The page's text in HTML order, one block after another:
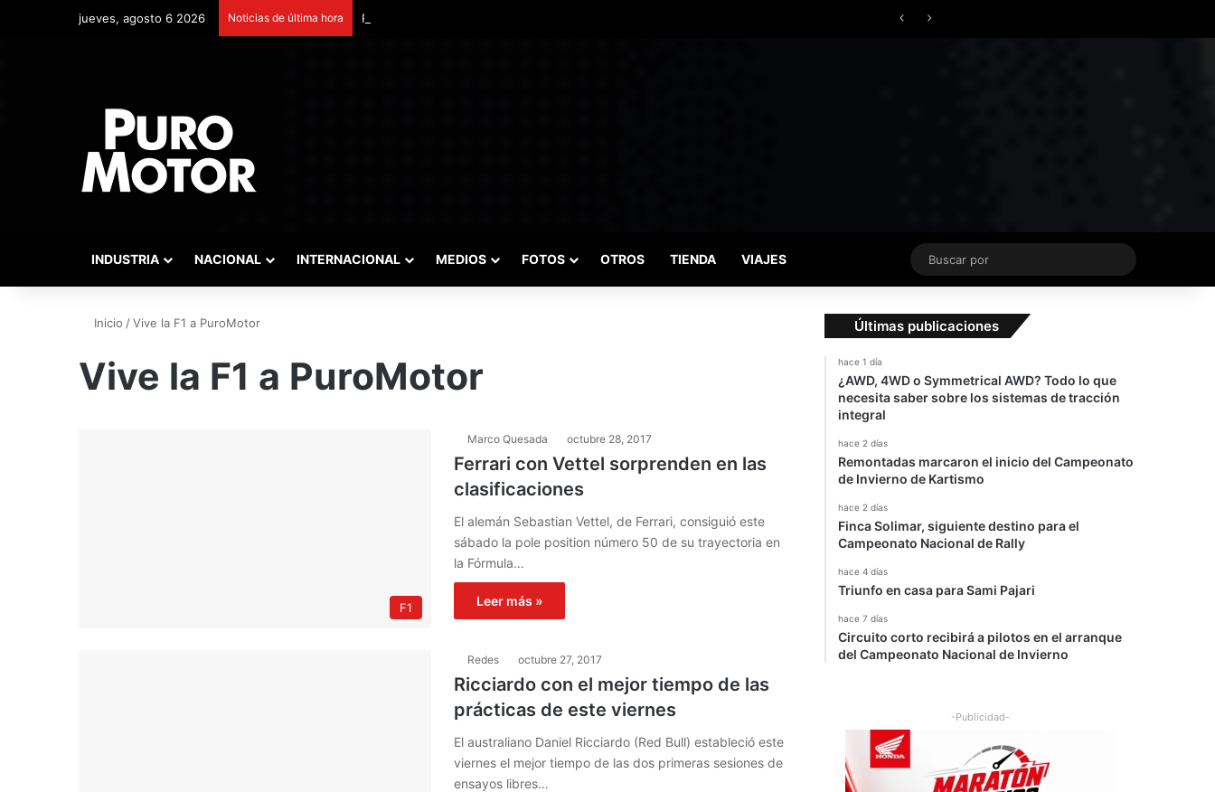
jueves, agosto 6 2026 Noticias de última hora Remontadas marcaron el inicio del Campeonato de Invierno de Kartismo
INDUSTRIA NACIONAL INTERNACIONAL MEDIOS FOTOS OTROS TIENDA VIAJES
Buscar
por
Inicio /Vive la F1 a PuroMotor
Vive la F1 a PuroMotor
F1
Marco Quesada octubre 28, 2017
Ferrari con Vettel sorprenden en las
clasificaciones
El alemán Sebastian Vettel, de Ferrari, consiguió este
sábado la pole position número 50 de su trayectoria en
la Fórmula…
Leer más »
Redes octubre 27, 2017
Ricciardo con el mejor tiempo de las
prácticas de este viernes
El australiano Daniel Ricciardo (Red Bull) estableció este
viernes el mejor tiempo de las dos primeras sesiones de
ensayos libres…
Últimas publicaciones
hace 1 día
¿AWD, 4WD o Symmetrical AWD? Todo lo que
necesita saber sobre los sistemas de tracción
integral
hace 2 días
Remontadas marcaron el inicio del Campeonato
de Invierno de Kartismo
hace 2 días
Finca Solimar, siguiente destino para el
Campeonato Nacional de Rally
hace 4 días
Triunfo en casa para Sami Pajari
hace 7 días
Circuito corto recibirá a pilotos en el arranque
del Campeonato Nacional de Invierno
-Publicidad-